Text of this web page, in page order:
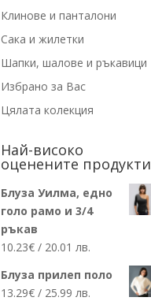
Клинове и панталони
Сака и жилетки
Шапки, шалове и ръкавици
Избрано за Вас
Цялата колекция
Най-високо
оценените продукти
Блуза Уилма, едно
голо рамо и 3/4
ръкав
10.23€ / 20.01 лв.
Блуза прилеп поло
13.29€ / 25.99 лв.